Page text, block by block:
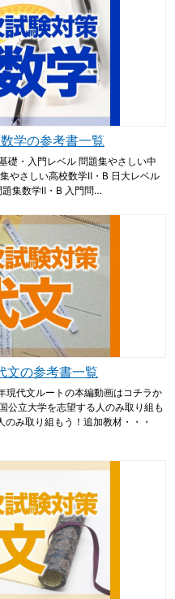
学の参考書一覧
礎・入門レベル 問題集やさしい中
やさしい高校数学Ⅱ・B 日大レベル
題集数学Ⅱ・B 入門問…
文の参考書一覧
代文ルートの本編動画はコチラか
公立大学を志望する人のみ取り組も
み取り組もう！追加教材・・・